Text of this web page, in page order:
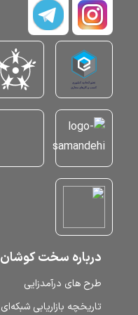
درباره سخت کوشان
طرح‌ های درآمدزایی
تاریخچه بازاریابی شبکه‌ای